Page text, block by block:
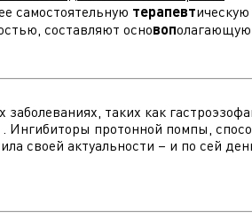
самостоятельную терапевт
составляют основополагающую
таких как
протонной помпы,
своей актуальности – и по сей